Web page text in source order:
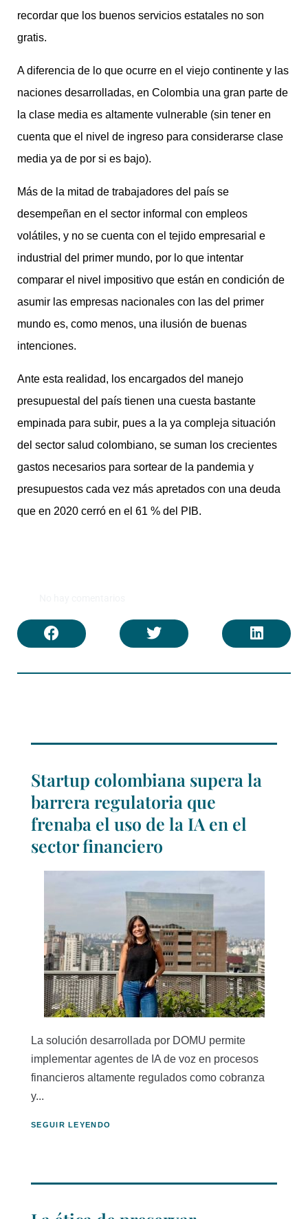
recordar que los buenos servicios estatales no son
gratis.
A diferencia de lo que ocurre en el viejo continente y las
naciones desarrolladas, en Colombia una gran parte de
la clase media es altamente vulnerable (sin tener en
cuenta que el nivel de ingreso para considerarse clase
media ya de por si es bajo).
Más de la mitad de trabajadores del país se
desempeñan en el sector informal con empleos
volátiles, y no se cuenta con el tejido empresarial e
industrial del primer mundo, por lo que intentar
comparar el nivel impositivo que están en condición de
asumir las empresas nacionales con las del primer
mundo es, como menos, una ilusión de buenas
intenciones.
Ante esta realidad, los encargados del manejo
presupuestal del país tienen una cuesta bastante
empinada para subir, pues a la ya compleja situación
del sector salud colombiano, se suman los crecientes
gastos necesarios para sortear de la pandemia y
presupuestos cada vez más apretados con una deuda
que en 2020 cerró en el 61 % del PIB.
Startup colombiana supera la
barrera regulatoria que
frenaba el uso de la IA en el
sector financiero
La solución desarrollada por DOMU permite
implementar agentes de IA de voz en procesos
financieros altamente regulados como cobranza
y...
SEGUIR LEYENDO